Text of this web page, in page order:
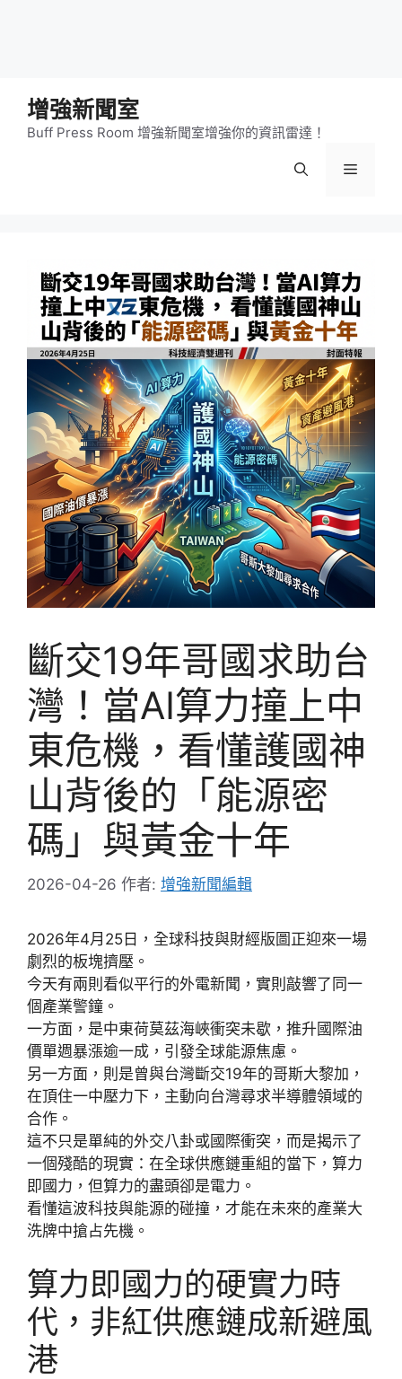
增強新聞室
Buff Press Room 增強新聞室增強你的資訊雷達！
選
斷交19年哥國求助台
灣！當AI算力撞上中
東危機，看懂護國神
山背後的「能源密
碼」與黃金十年
2026-04-26 作者: 增強新聞編輯
2026年4月25日，全球科技與財經版圖正迎來一場
劇烈的板塊擠壓。
今天有兩則看似平行的外電新聞，實則敲響了同一
個產業警鐘。
一方面，是中東荷莫茲海峽衝突未歇，推升國際油
價單週暴漲逾一成，引發全球能源焦慮。
另一方面，則是曾與台灣斷交19年的哥斯大黎加，
在頂住一中壓力下，主動向台灣尋求半導體領域的
合作。
這不只是單純的外交八卦或國際衝突，而是揭示了
一個殘酷的現實：在全球供應鏈重組的當下，算力
即國力，但算力的盡頭卻是電力。
看懂這波科技與能源的碰撞，才能在未來的產業大
洗牌中搶占先機。
算力即國力的硬實力時
代，非紅供應鏈成新避風
港